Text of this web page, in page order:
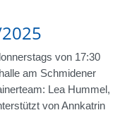
von 17:30
am Schmidener
Lea Hummel,
von Annkatrin